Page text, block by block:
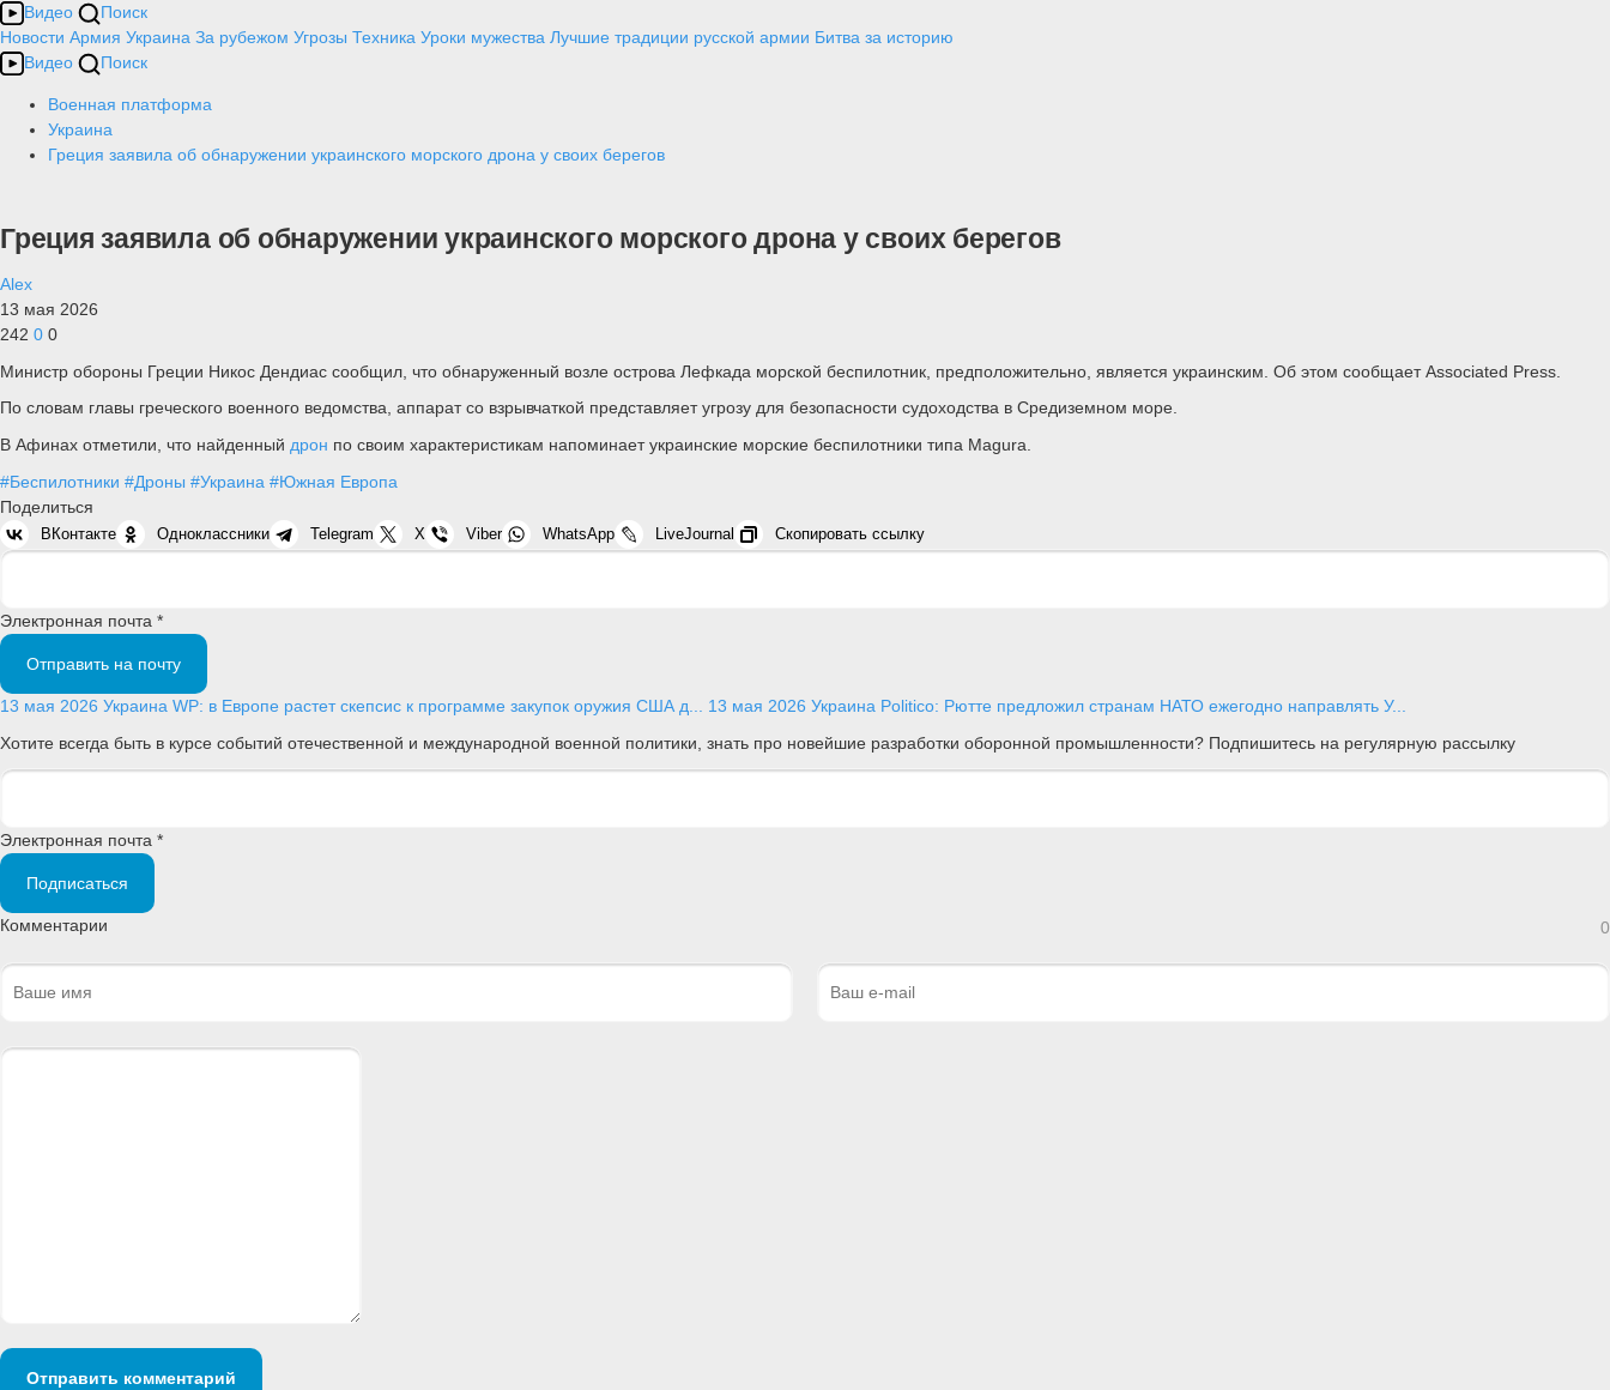
Видео
Поиск
Новости Армия Украина За рубежом Угрозы Техника Уроки мужества Лучшие традиции русской армии Битва за историю
Видео
Поиск
Военная платформа
Украина
Греция заявила об обнаружении украинского морского дрона у своих берегов
Греция заявила об обнаружении украинского морского дрона у своих берегов
Alex
13 мая 2026
242 0 0
Министр обороны Греции Никос Дендиас сообщил, что обнаруженный возле острова Лефкада морской беспилотник, предположительно, является украинским. Об этом сообщает Associated Press.
По словам главы греческого военного ведомства, аппарат со взрывчаткой представляет угрозу для безопасности судоходства в Средиземном море.
В Афинах отметили, что найденный дрон по своим характеристикам напоминает украинские морские беспилотники типа Magura.
#Беспилотники #Дроны #Украина #Южная Европа
Поделиться
ВКонтакте Одноклассники Telegram X Viber WhatsApp LiveJournal Скопировать ссылку
Электронная почта *
Отправить на почту
13 мая 2026 Украина WP: в Европе растет скепсис к программе закупок оружия США д... 13 мая 2026 Украина Politico: Рютте предложил странам НАТО ежегодно направлять У...
Хотите всегда быть в курсе событий отечественной и международной военной политики, знать про новейшие разработки оборонной промышленности? Подпишитесь на регулярную рассылку
Электронная почта *
Подписаться
Комментарии 0
Отправить комментарий